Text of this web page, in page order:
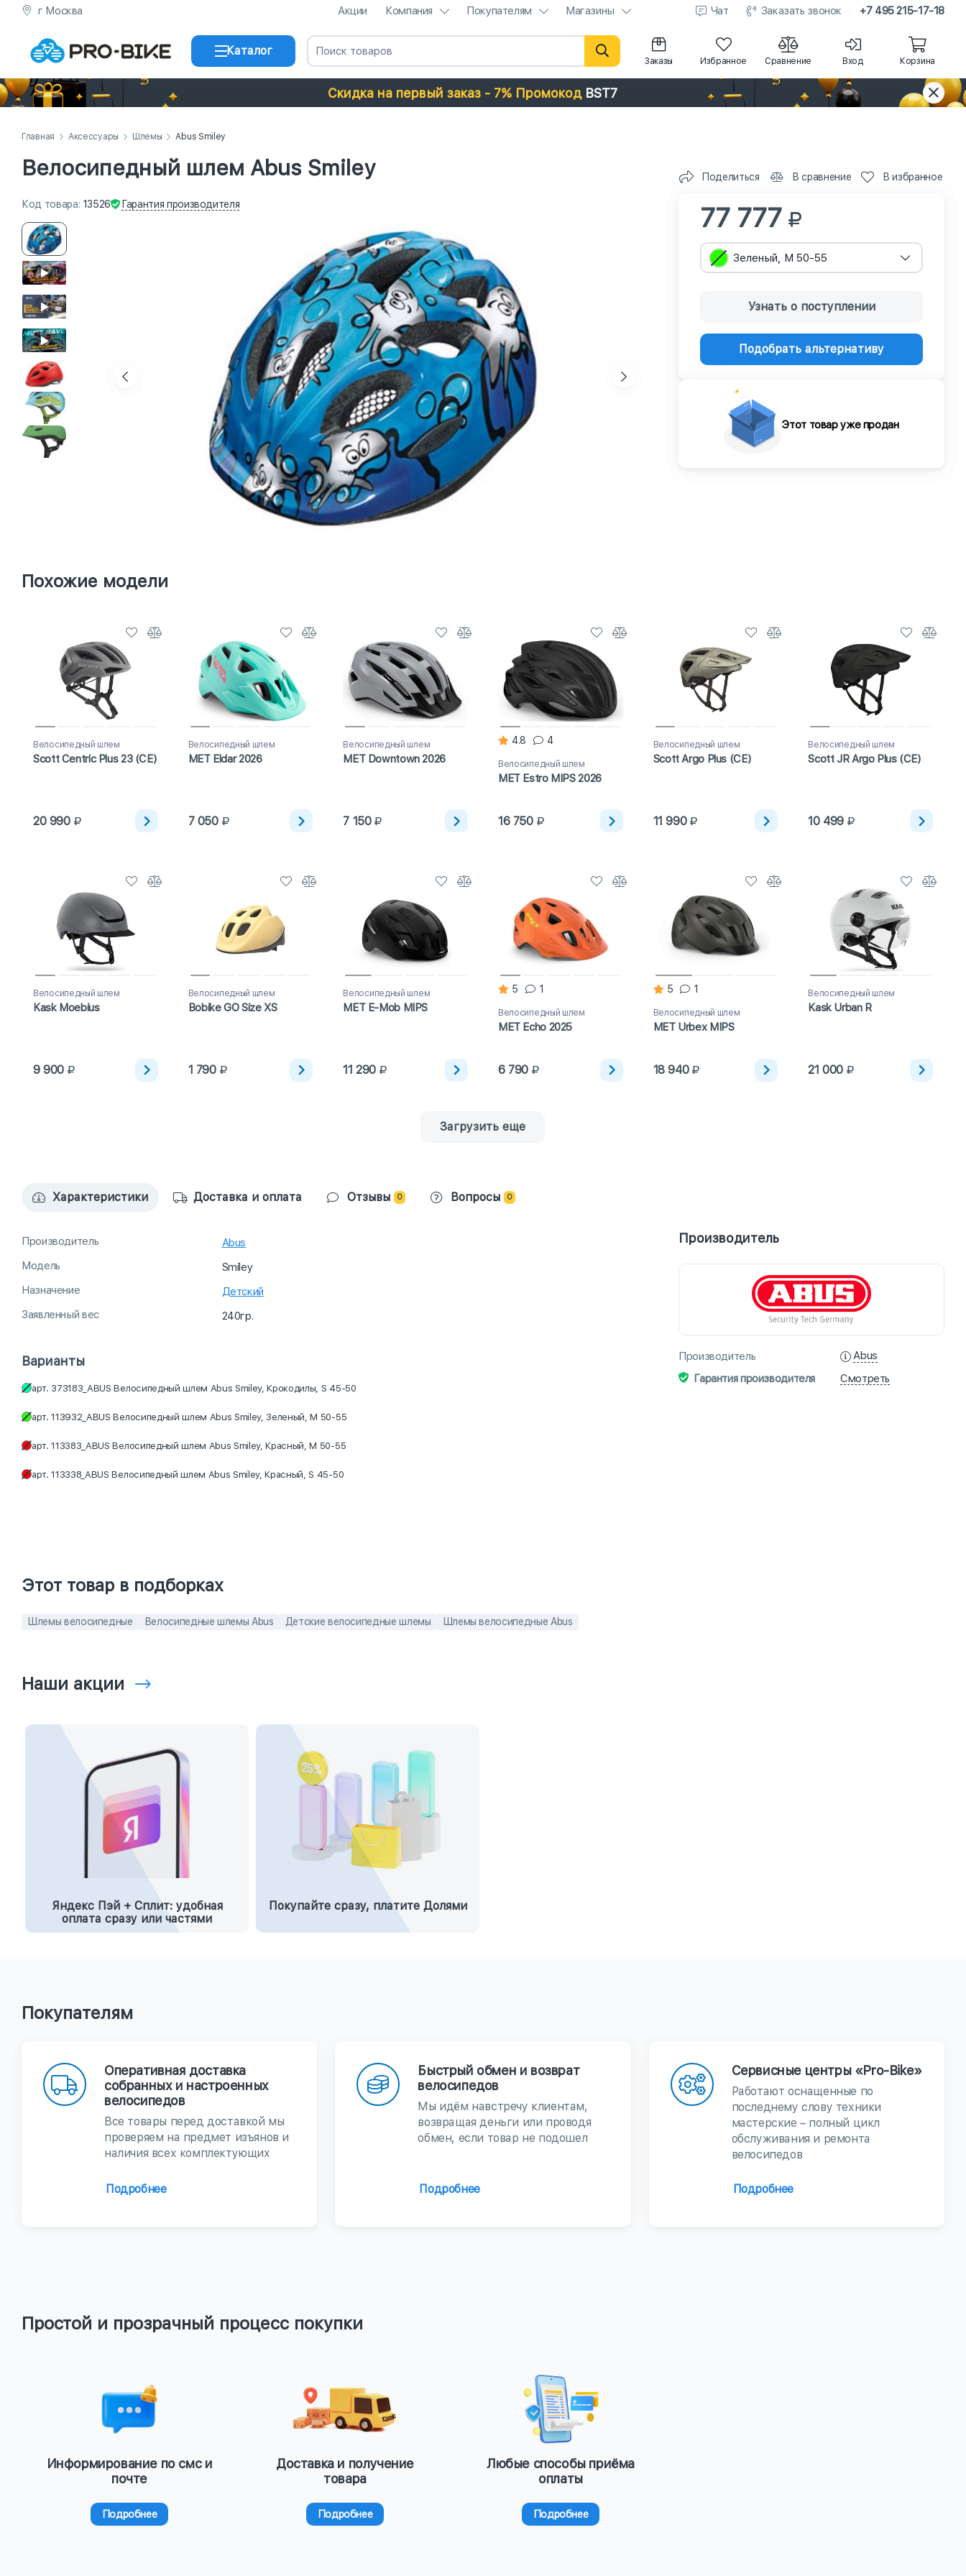
г Москва Акции Компания Покупателям Магазины Чат Заказать звонок +7 495 215-17-18
Каталог
Заказы Избранное Сравнение Вход Корзина
Скидка на первый заказ - 7% Промокод BST7
Главная Аксессуары Шлемы Abus Smiley
Велосипедный шлем Abus Smiley Поделиться В сравнение В избранное
Код товара: 13526 Гарантия производителя 77 777
Зеленый, M 50-55
Узнать о поступлении
Подобрать альтернативу
Этот товар уже продан
Похожие модели
Велосипедный шлем
Scott Centric Plus 23 (CE)
20 990
Велосипедный шлем
MET Eldar 2026
7 050
Велосипедный шлем
MET Downtown 2026
7 150
4.8 4
Велосипедный шлем
MET Estro MIPS 2026
16 750
Велосипедный шлем
Scott Argo Plus (CE)
11 990
Велосипедный шлем
Scott JR Argo Plus (CE)
10 499
Велосипедный шлем
Kask Moebius
9 900
Велосипедный шлем
Bobike GO Size XS
1 790
Велосипедный шлем
MET E-Mob MIPS
11 290
5 1
Велосипедный шлем
MET Echo 2025
6 790
5 1
Велосипедный шлем
MET Urbex MIPS
18 940
Велосипедный шлем
Kask Urban R
21 000
Загрузить еще
Характеристики Доставка и оплата Отзывы 0 Вопросы 0
Производитель
Abus
Модель
Smiley
Назначение
Детский
Заявленный вес
240гр.
Варианты
арт. 373183_ABUS Велосипедный шлем Abus Smiley, Крокодилы, S 45-50
арт. 113932_ABUS Велосипедный шлем Abus Smiley, Зеленый, M 50-55
арт. 113383_ABUS Велосипедный шлем Abus Smiley, Красный, M 50-55
арт. 113338_ABUS Велосипедный шлем Abus Smiley, Красный, S 45-50
Производитель
Производитель
Abus
Гарантия производителя
Смотреть
Этот товар в подборках
Шлемы велосипедные Велосипедные шлемы Abus Детские велосипедные шлемы Шлемы велосипедные Abus
Наши акции
Яндекс Пэй + Сплит: удобная
оплата сразу или частями
Покупайте сразу, платите Долями
Покупателям
Оперативная доставка
собранных и настроенных
велосипедов
Все товары перед доставкой мы
проверяем на предмет изъянов и
наличия всех комплектующих
Подробнее
Быстрый обмен и возврат
велосипедов
Мы идём навстречу клиентам,
возвращая деньги или проводя
обмен, если товар не подошел
Подробнее
Сервисные центры «Pro-Bike»
Работают оснащенные по
последнему слову техники
мастерские – полный цикл
обслуживания и ремонта
велосипедов
Подробнее
Простой и прозрачный процесс покупки
Информирование по смс и
почте
Подробнее
Доставка и получение
товара
Подробнее
Любые способы приёма
оплаты
Подробнее